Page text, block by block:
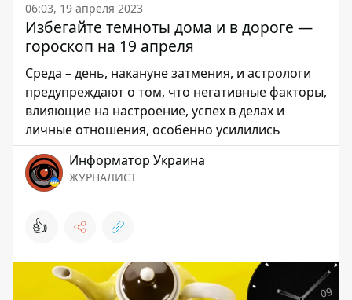
06:03, 19 апреля 2023
Избегайте темноты дома и в дороге —
гороскоп на 19 апреля
Среда – день, накануне затмения, и астрологи
предупреждают о том, что негативные факторы,
влияющие на настроение, успех в делах и
личные отношения, особенно усилились
Информатор Украина
ЖУРНАЛИСТ
👍